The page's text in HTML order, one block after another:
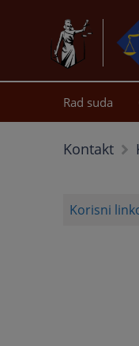
Rad suda
Kontakt
Korisni